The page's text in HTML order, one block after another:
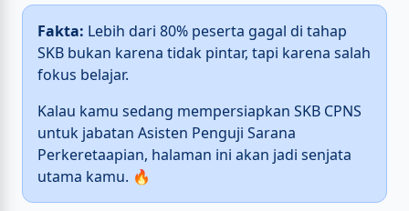
Fakta: Lebih dari 80% peserta gagal di tahap
SKB bukan karena tidak pintar, tapi karena salah
fokus belajar.
Kalau kamu sedang mempersiapkan SKB CPNS
untuk jabatan Asisten Penguji Sarana
Perkeretaapian, halaman ini akan jadi senjata
utama kamu. 🔥